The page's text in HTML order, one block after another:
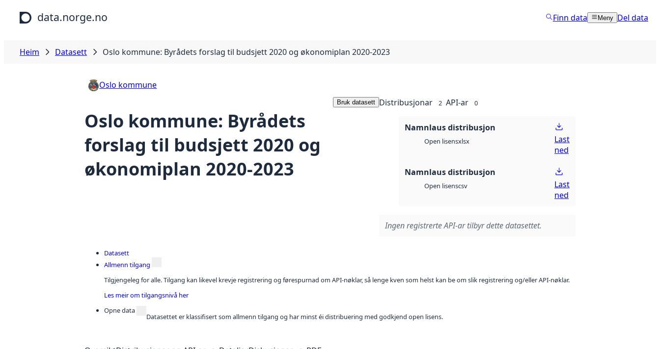
Hopp til hovudinnhald
data.norge.no Finn data Meny Del data
Heim Datasett Oslo kommune: Byrådets forslag til budsjett 2020 og økonomiplan 2020-2023
Oslo kommune
Oslo kommune: Byrådets
forslag til budsjett 2020 og
økonomiplan 2020-2023
Bruk datasett Distribusjonar 2 API-ar 0
Namnlaus distribusjon
Open lisensxlsx
Last
ned
Namnlaus distribusjon
Open lisenscsv
Last
ned
Ingen registrerte API-ar tilbyr dette datasettet.
Datasett
Allmenn tilgang
Tilgjengeleg for alle. Tilgang kan likevel krevje registrering og førespurnad om API-nøklar, så lenge kven som helst kan be om slik registrering og/eller API-nøklar.
Les meir om tilgangsnivå her
Opne data
Datasettet er klassifisert som allmenn tilgang og har minst éi distribuering med godkjend open lisens.